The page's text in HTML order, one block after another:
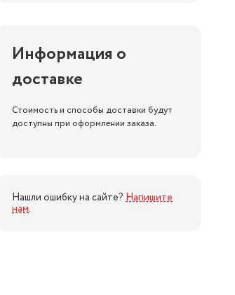
Информация о
доставке
Стоимость и способы доставки будут
доступны при оформлении заказа.
Нашли ошибку на сайте? Напишите
нам.